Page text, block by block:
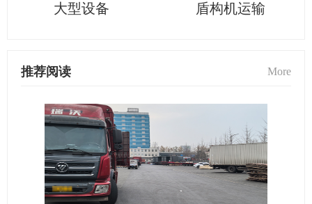
大型设备 盾构机运输
推荐阅读 More